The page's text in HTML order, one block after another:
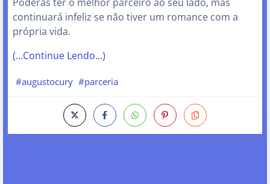
continuará infeliz se não tiver um romance com a
própria vida.
(…Continue Lendo…)
#augustocury #parceria